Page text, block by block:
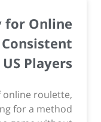
for Online
Players
online roulette,
for a method